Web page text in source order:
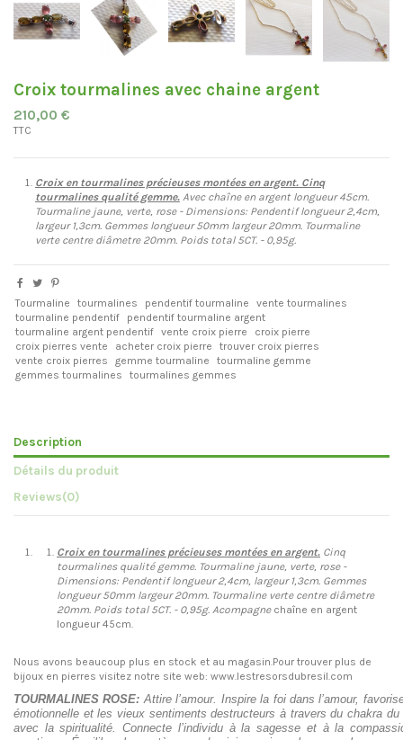
Croix tourmalines avec chaine argent
210,00 €
TTC
Croix en tourmalines précieuses montées en argent. Cinq
tourmalines qualité gemme. Avec chaîne en argent longueur 45cm.
Tourmaline jaune, verte, rose - Dimensions: Pendentif longueur 2,4cm,
largeur 1,3cm. Gemmes longueur 50mm largeur 20mm. Tourmaline
verte centre diâmetre 20mm. Poids total 5CT. - 0,95g.
Tourmaline tourmalines pendentif tourmaline
vente tourmalines
tourmaline pendentif
pendentif tourmaline argent
tourmaline argent pendentif vente croix pierre
croix pierre
croix pierres vente
acheter croix pierre
trouver croix pierres
vente croix pierres
gemme tourmaline
tourmaline gemme
gemmes tourmalines
tourmalines gemmes
Description
Détails du produit
Reviews(0)
Croix en tourmalines précieuses montées en argent. Cinq
tourmalines qualité gemme. Tourmaline jaune, verte, rose -
Dimensions: Pendentif longueur 2,4cm, largeur 1,3cm. Gemmes
longueur 50mm largeur 20mm. Tourmaline verte centre diâmetre
20mm. Poids total 5CT. - 0,95g. Acompagne chaîne en argent
longueur 45cm.
Nous avons beaucoup plus en stock et au magasin.Pour trouver plus de
bijoux en pierres visitez notre site web: www.lestresorsdubresil.com
TOURMALINES ROSE: Attire l’amour. Inspire la foi dans l’amour,
émotionnelle et les vieux sentiments destructeurs à travers du chakra
avec la spiritualité. Connecte l’individu à la sagesse et à la